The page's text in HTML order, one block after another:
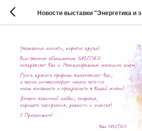
Новости выставки "Энергетика и